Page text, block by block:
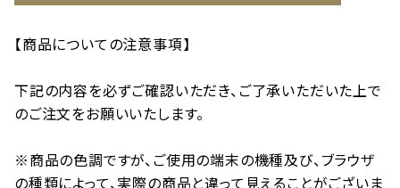
【商品についての注意事項】
下記の内容を必ずご確認いただき、ご了承いただいた上で
のご注文をお願いいたします。
※商品の色調ですが、ご使用の端末の機種及び、ブラウザ
の種類によって、実際の商品と違って見えることがございま